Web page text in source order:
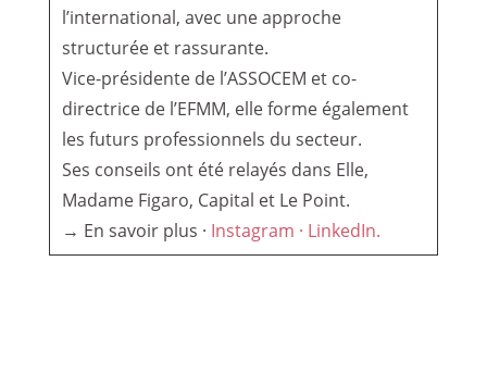
l’international, avec une approche
structurée et rassurante.
Vice-présidente de l’ASSOCEM et co-
directrice de l’EFMM, elle forme également
les futurs professionnels du secteur.
Ses conseils ont été relayés dans Elle,
Madame Figaro, Capital et Le Point.
→ En savoir plus · Instagram · LinkedIn.